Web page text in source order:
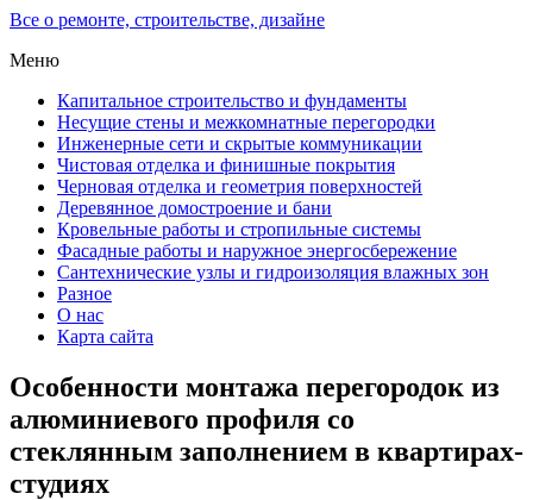
Все о ремонте, строительстве, дизайне
Меню
Капитальное строительство и фундаменты
Несущие стены и межкомнатные перегородки
Инженерные сети и скрытые коммуникации
Чистовая отделка и финишные покрытия
Черновая отделка и геометрия поверхностей
Деревянное домостроение и бани
Кровельные работы и стропильные системы
Фасадные работы и наружное энергосбережение
Сантехнические узлы и гидроизоляция влажных зон
Разное
О нас
Карта сайта
Особенности монтажа перегородок из
алюминиевого профиля со
стеклянным заполнением в квартирах-
студиях